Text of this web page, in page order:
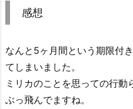
感想
なんと5ヶ月間という期限付
てしまいました。
ミリカのことを思っての行
ぶっ飛んでますね。